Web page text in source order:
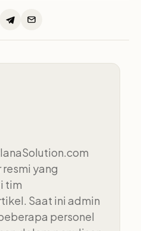
yang
tim
Saat ini admin
personel